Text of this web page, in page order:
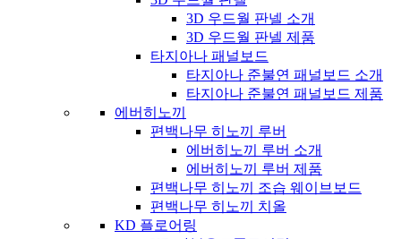
3D 우드월 판넬 소개
3D 우드월 판넬 제품
타지아나 패널보드
타지아나 준불연 패널보드 소개
타지아나 준불연 패널보드 제품
에버히노끼
편백나무 히노끼 루버
에버히노끼 루버 소개
에버히노끼 루버 제품
편백나무 히노끼 조습 웨이브보드
편백나무 히노끼 치올
KD 플로어링